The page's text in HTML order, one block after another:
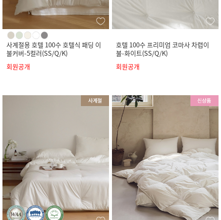
사계절용 호텔 100수 호텔식 패딩 이
불커버-5컬러(SS/Q/K)
회원공개
호텔 100수 프리미엄 코마사 차렵이
불-화이트(SS/Q/K)
회원공개